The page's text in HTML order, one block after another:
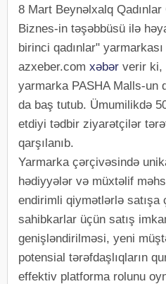
8 Mart Beynəlxalq
Biznes-in təşəbbüsü ilə
birinci qadınlar"
azxeber.com xəbər verir ki,
yarmarka PASHA Malls-un
da baş tutub. Ümumilikdə
etdiyi tədbir ziyarətçilər
qarşılanıb.
Yarmarka çərçivəsində
hədiyyələr və müxtəlif
endirimli qiymətlərlə satışa
sahibkarlar üçün satış
genişləndirilməsi, yeni
potensial tərəfdaşlıqların
effektiv platforma rolunu